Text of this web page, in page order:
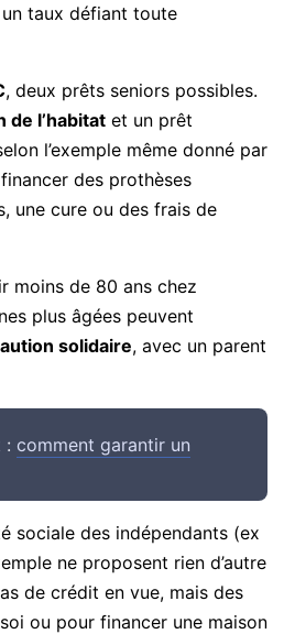
un taux défiant toute
, deux prêts seniors possibles.
de l’habitat et un prêt
l’exemple même donné par
des prothèses
une cure ou des frais de
moins de 80 ans chez
plus âgées peuvent
solidaire, avec un parent
: comment garantir un
sociale des indépendants (ex
ne proposent rien d’autre
de crédit en vue, mais des
ou pour financer une maison